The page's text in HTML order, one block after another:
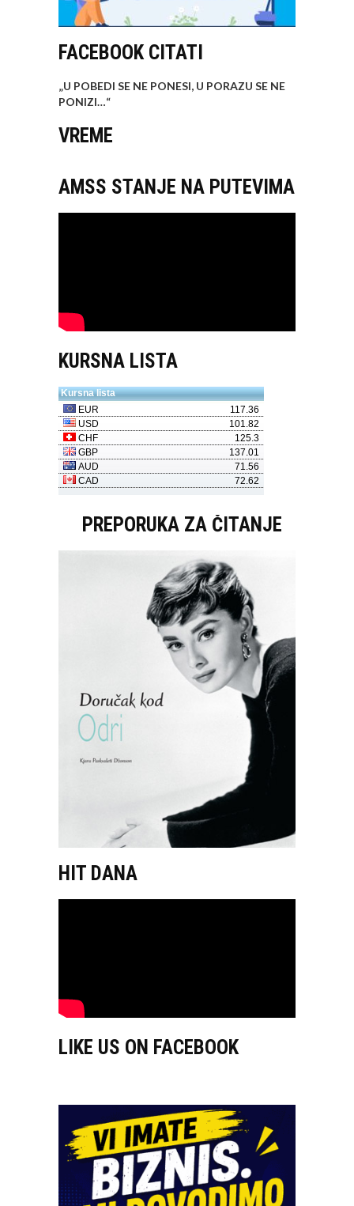
FACEBOOK CITATI
„U POBEDI SE NE PONESI, U PORAZU SE NE
PONIZI…“
VREME
AMSS STANJE NA PUTEVIMA
KURSNA LISTA
PREPORUKA ZA ČITANJE
HIT DANA
LIKE US ON FACEBOOK